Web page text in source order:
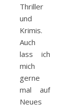
Thriller
und
Krimis.
Auch
lass ich
mich
gerne
mal auf
Neues